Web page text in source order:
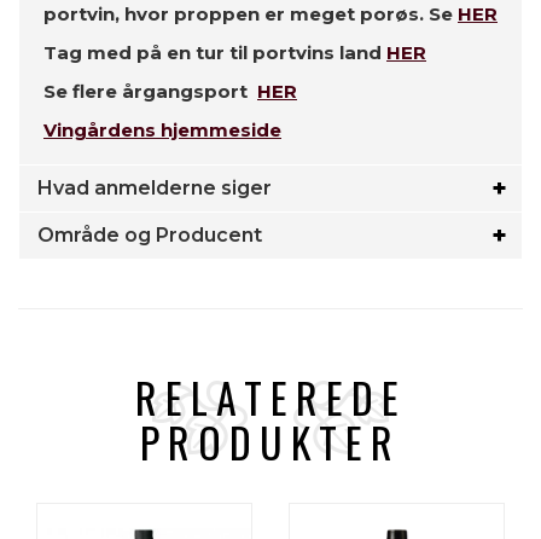
portvin, hvor proppen er meget porøs. Se HER
Tag med på en tur til portvins land HER
Se flere årgangsport HER
Vingårdens hjemmeside
Hvad anmelderne siger
Område og Producent
RELATEREDE
PRODUKTER